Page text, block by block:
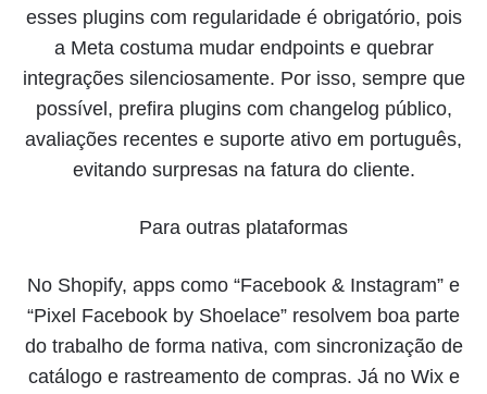
esses plugins com regularidade é obrigatório, pois
a Meta costuma mudar endpoints e quebrar
integrações silenciosamente. Por isso, sempre que
possível, prefira plugins com changelog público,
avaliações recentes e suporte ativo em português,
evitando surpresas na fatura do cliente.
Para outras plataformas
No Shopify, apps como “Facebook & Instagram” e
“Pixel Facebook by Shoelace” resolvem boa parte
do trabalho de forma nativa, com sincronização de
catálogo e rastreamento de compras. Já no Wix e